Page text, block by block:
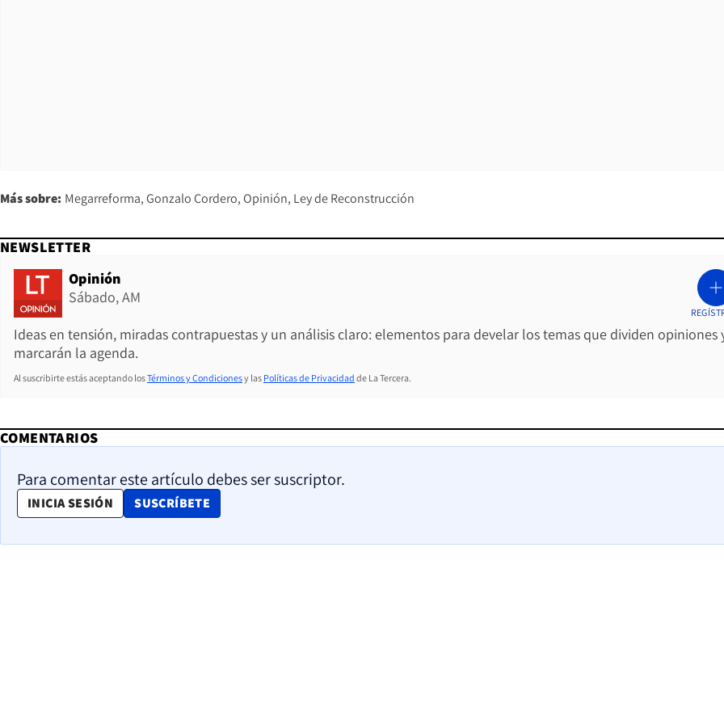
Más sobre: Megarreforma Gonzalo Cordero Opinión Ley de Reconstrucción
NEWSLETTER
Opinión
Sábado, AM
Ideas en tensión, miradas contrapuestas y un análisis claro: elementos para develar los temas que dividen opiniones
marcarán la agenda.
Al suscribirte estás aceptando losTérminos y Condicionesy las Políticas de Privacidad de La Tercera.
COMENTARIOS
Para comentar este artículo debes ser suscriptor.
INICIA SESIÓN SUSCRÍBETE
OPENS IN NEW WINDOW